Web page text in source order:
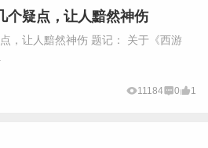
个疑点，让人黯然神伤
，让人黯然神伤 题记： 关于《西游
11184 0 1